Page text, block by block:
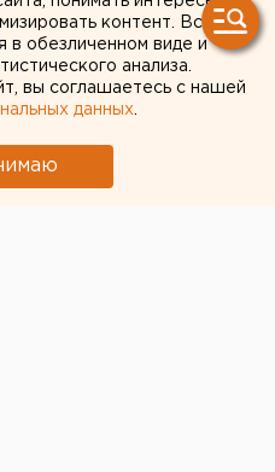
контент. Вся
в обезличенном виде и
анализа.
вы соглашаетесь с нашей
данных